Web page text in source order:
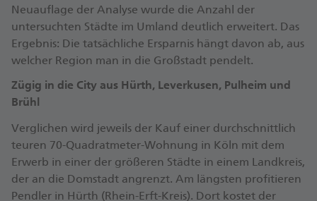
Neuauflage der Analyse wurde die Anzahl der
untersuchten Städte im Umland deutlich erweitert. Das
Ergebnis: Die tatsächliche Ersparnis hängt davon ab, aus
welcher Region man in die Großstadt pendelt.
Zügig in die City aus Hürth, Leverkusen, Pulheim und
Brühl
Verglichen wird jeweils der Kauf einer durchschnittlich
teuren 70-Quadratmeter-Wohnung in Köln mit dem
Erwerb in einer der größeren Städte in einem Landkreis,
der an die Domstadt angrenzt. Am längsten profitieren
Pendler in Hürth (Rhein-Erft-Kreis). Dort kostet der